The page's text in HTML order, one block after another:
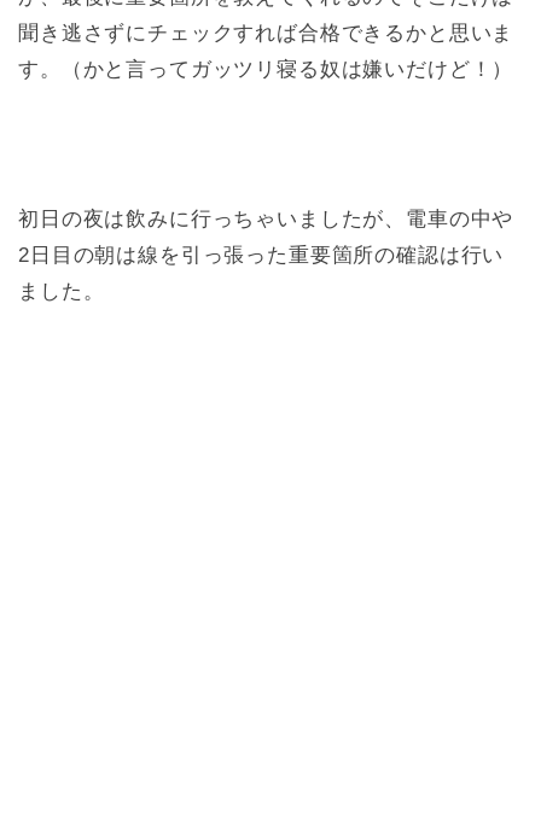
聞き逃さずにチェックすれば合格できるかと思いま
す。（かと言ってガッツリ寝る奴は嫌いだけど！）
初日の夜は飲みに行っちゃいましたが、電車の中や
2日目の朝は線を引っ張った重要箇所の確認は行い
ました。